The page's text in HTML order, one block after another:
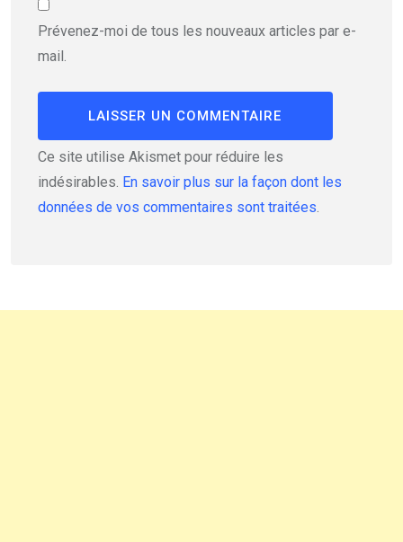
Prévenez-moi de tous les nouveaux articles par e-
mail.
Ce site utilise Akismet pour réduire les
indésirables. En savoir plus sur la façon dont les
données de vos commentaires sont traitées.